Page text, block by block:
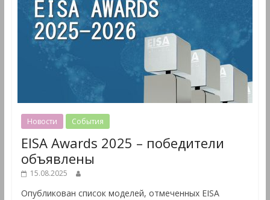
Новости События
EISA Awards 2025 – победители
объявлены
15.08.2025
Опубликован список моделей, отмеченных EISA